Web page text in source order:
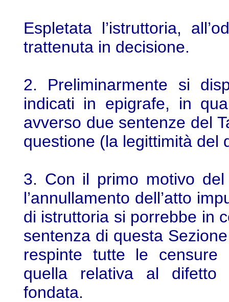
Espletata l’istruttoria,
trattenuta in decisione.
2. Preliminarmente si
indicati in epigrafe, in
avverso due sentenze del
questione (la legittimità del
3. Con il primo motivo del
l’annullamento dell’atto
di istruttoria si porrebbe in
sentenza di questa
respinte tutte le censure
quella relativa al difetto
fondata.